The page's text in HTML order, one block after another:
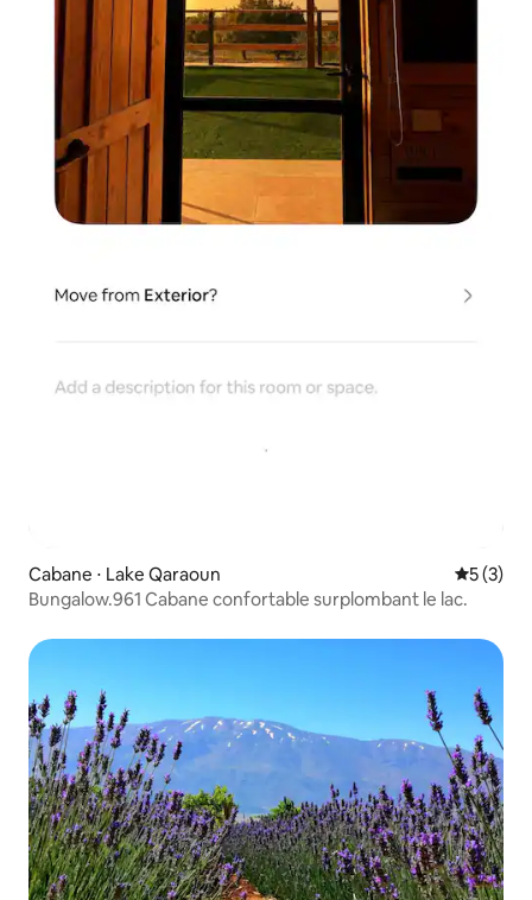
Cabane ⋅ Lake Qaraoun
5 (3)
Bungalow.961 Cabane confortable surplombant le lac.